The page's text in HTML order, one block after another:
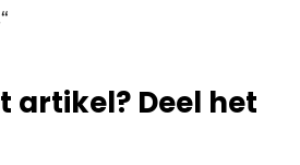
“
artikel? Deel het